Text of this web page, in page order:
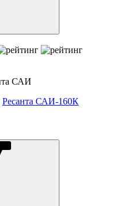
Ресанта САИ-160К